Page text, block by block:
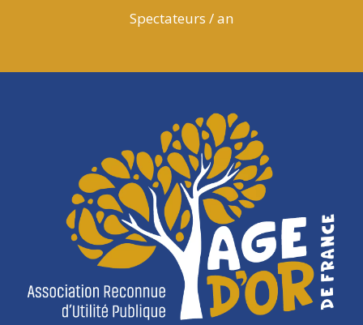
Spectateurs / an